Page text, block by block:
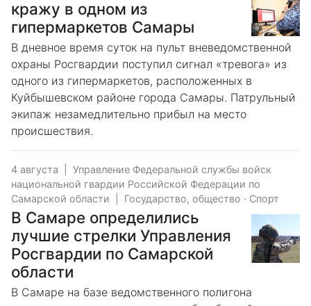
кражу в одном из
гипермаркетов Самары
В дневное время суток на пульт вневедомственной
охраны Росгвардии поступил сигнал «тревога» из
одного из гипермаркетов, расположенных в
Куйбышевском районе города Самары. Патрульный
экипаж незамедлительно прибыл на место
происшествия.
4 августа
Управление Федеральной службы войск
национальной гвардии Российской Федерации по
Самарской области
Государство, общество · Спорт
В Самаре определились
лучшие стрелки Управления
Росгвардии по Самарской
области
В Самаре на базе ведомственного полигона